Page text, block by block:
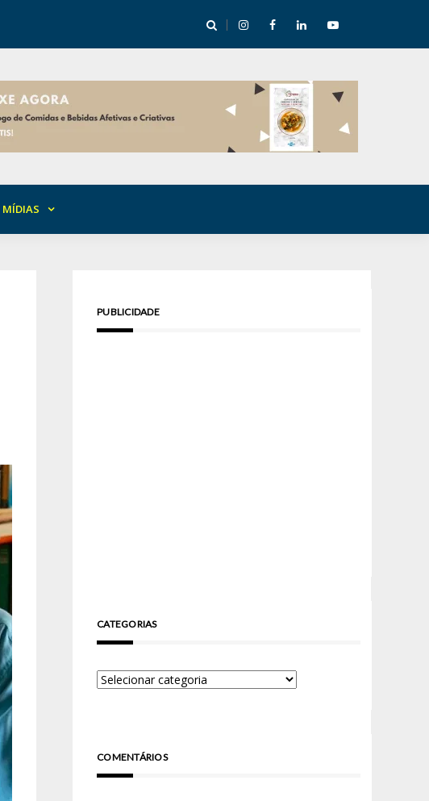
Festival de Inverno nas Serras abre temporada cultural em Cuité
MÍDIAS
PUBLICIDADE
CATEGORIAS
COMENTÁRIOS